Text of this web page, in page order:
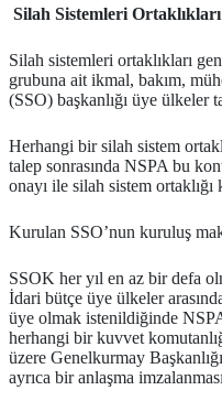
Silah Sistemleri
Silah sistemleri ortaklıkları
grubuna ait ikmal, bakım,
(SSO) başkanlığı üye ülkeler
Herhangi bir silah sistem
talep sonrasında NSPA bu
onayı ile silah sistem
Kurulan SSO’nun kuruluş
SSOK her yıl en az bir defa
İdari bütçe üye ülkeler
üye olmak istenildiğinde
herhangi bir kuvvet
üzere Genelkurmay
ayrıca bir anlaşma